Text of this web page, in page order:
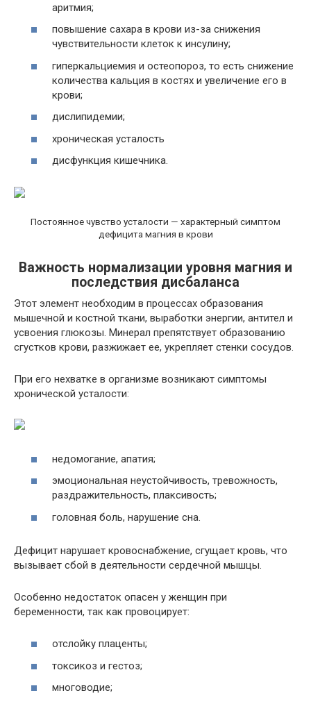
аритмия;
повышение сахара в крови из-за снижения
чувствительности клеток к инсулину;
гиперкальциемия и остеопороз, то есть снижение
количества кальция в костях и увеличение его в
крови;
дислипидемии;
хроническая усталость
дисфункция кишечника.
Постоянное чувство усталости — характерный симптом
дефицита магния в крови
Важность нормализации уровня магния и
последствия дисбаланса
Этот элемент необходим в процессах образования
мышечной и костной ткани, выработки энергии, антител и
усвоения глюкозы. Минерал препятствует образованию
сгустков крови, разжижает ее, укрепляет стенки сосудов.
При его нехватке в организме возникают симптомы
хронической усталости:
недомогание, апатия;
эмоциональная неустойчивость, тревожность,
раздражительность, плаксивость;
головная боль, нарушение сна.
Дефицит нарушает кровоснабжение, сгущает кровь, что
вызывает сбой в деятельности сердечной мышцы.
Особенно недостаток опасен у женщин при
беременности, так как провоцирует:
отслойку плаценты;
токсикоз и гестоз;
многоводие;